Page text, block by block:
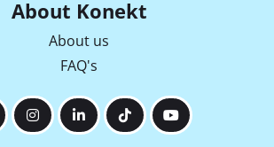
About Konekt
About us
FAQ's